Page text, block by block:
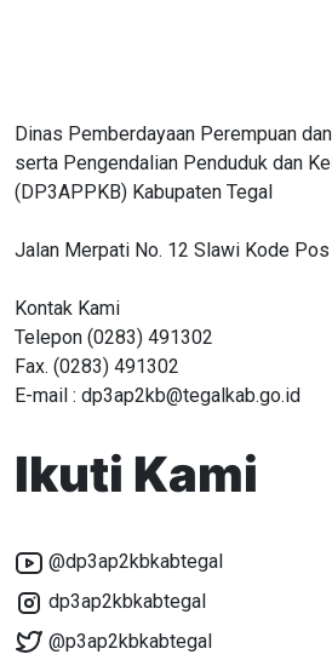
Dinas Pemberdayaan Perempuan
serta Pengendalian Penduduk dan
(DP3APPKB) Kabupaten Tegal
Jalan Merpati No. 12 Slawi Kode
Kontak Kami
Telepon (0283) 491302
Fax. (0283) 491302
E-mail : dp3ap2kb@tegalkab.go.id
Ikuti Kami
@dp3ap2kbkabtegal
dp3ap2kbkabtegal
@p3ap2kbkabtegal